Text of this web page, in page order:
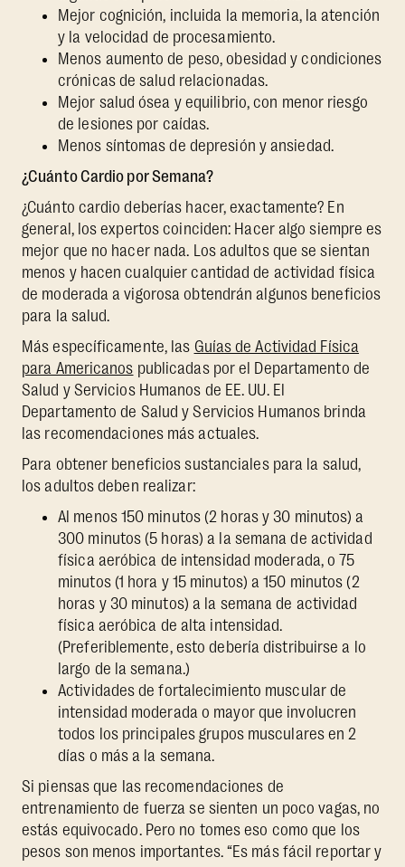
Mejor cognición, incluida la memoria, la atención
y la velocidad de procesamiento.
Menos aumento de peso, obesidad y condiciones
crónicas de salud relacionadas.
Mejor salud ósea y equilibrio, con menor riesgo
de lesiones por caídas.
Menos síntomas de depresión y ansiedad.
¿Cuánto Cardio por Semana?
¿Cuánto cardio deberías hacer, exactamente? En
general, los expertos coinciden: Hacer algo siempre es
mejor que no hacer nada. Los adultos que se sientan
menos y hacen cualquier cantidad de actividad física
de moderada a vigorosa obtendrán algunos beneficios
para la salud.
Más específicamente, las Guías de Actividad Física
para Americanos publicadas por el Departamento de
Salud y Servicios Humanos de EE. UU. El
Departamento de Salud y Servicios Humanos brinda
las recomendaciones más actuales.
Para obtener beneficios sustanciales para la salud,
los adultos deben realizar:
Al menos 150 minutos (2 horas y 30 minutos) a
300 minutos (5 horas) a la semana de actividad
física aeróbica de intensidad moderada, o 75
minutos (1 hora y 15 minutos) a 150 minutos (2
horas y 30 minutos) a la semana de actividad
física aeróbica de alta intensidad.
(Preferiblemente, esto debería distribuirse a lo
largo de la semana.)
Actividades de fortalecimiento muscular de
intensidad moderada o mayor que involucren
todos los principales grupos musculares en 2
días o más a la semana.
Si piensas que las recomendaciones de
entrenamiento de fuerza se sienten un poco vagas, no
estás equivocado. Pero no tomes eso como que los
pesos son menos importantes. “Es más fácil reportar y